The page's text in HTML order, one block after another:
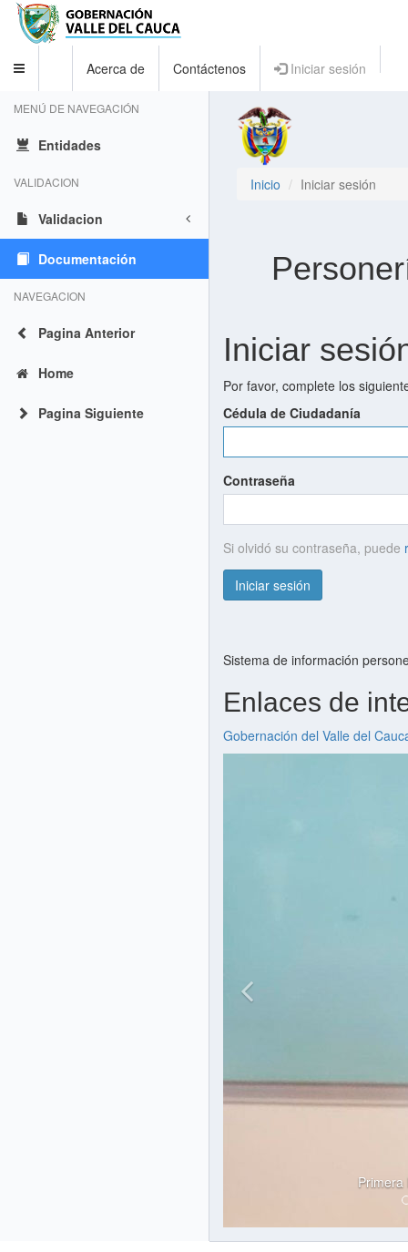
Toggle
Acerca de Contáctenos Iniciar sesión
MENÚ DE NAVEGACIÓN
Entidades
VALIDACION
Validacion
Documentación
NAVEGACION
Pagina Anterior
Home
Pagina Siguiente
Inicio Iniciar sesión
Iniciar
Por favor, complete los
Cédula de Ciudadanía
Contraseña
Si olvidó su contraseña, puede
Iniciar sesión
Sistema de información
Enlaces de
Gobernación del Valle del
Primera